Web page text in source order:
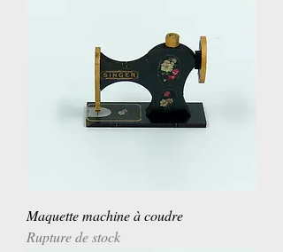
Maquette machine à coudre
Rupture de stock